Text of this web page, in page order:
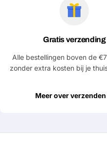
Gratis verzending
Alle bestellingen boven de
zonder extra kosten bij je
Meer over verzenden